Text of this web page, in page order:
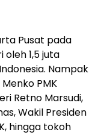
Pusat pada
oleh 1,5 juta
Nampak
PMK
Retno Marsudi,
Wakil Presiden
hingga tokoh